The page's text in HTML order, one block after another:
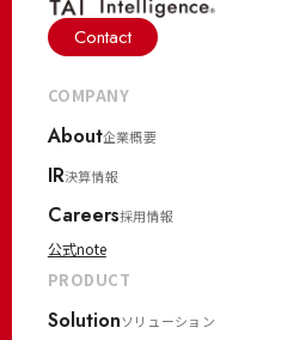
Contact
COMPANY
About企業概要
IR決算情報
Careers採用情報
公式note
PRODUCT
Solutionソリューション